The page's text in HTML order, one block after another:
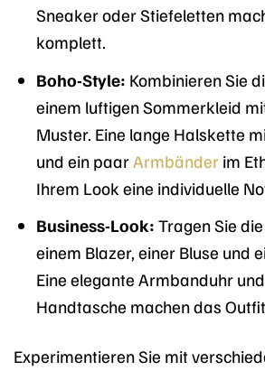
Sneaker oder Stiefeletten
komplett.
Boho-Style: Kombinieren Sie
einem luftigen Sommerkleid
Muster. Eine lange Halskette
und ein paarArmbänderim
Ihrem Look eine individuelle
Business-Look: Tragen Sie
einem Blazer, einer Bluse und
Eine elegante Armbanduhr
Handtasche machen das
Experimentieren Sie mit